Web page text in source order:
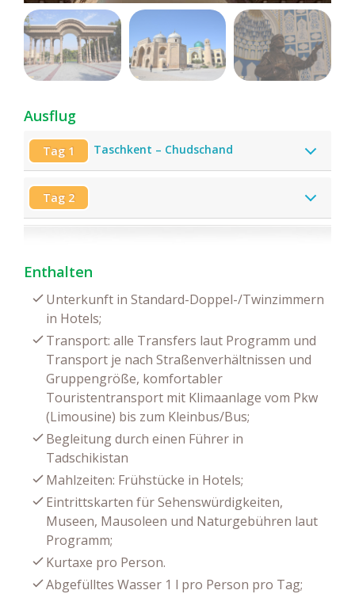
Ausflug
Tag 1 Taschkent – Chudschand
Tag 2
Enthalten
Unterkunft in Standard-Doppel-/Twinzimmern
in Hotels;
Transport: alle Transfers laut Programm und
Transport je nach Straßenverhältnissen und
Gruppengröße, komfortabler
Touristentransport mit Klimaanlage vom Pkw
(Limousine) bis zum Kleinbus/Bus;
Begleitung durch einen Führer in
Tadschikistan
Mahlzeiten: Frühstücke in Hotels;
Eintrittskarten für Sehenswürdigkeiten,
Museen, Mausoleen und Naturgebühren laut
Programm;
Kurtaxe pro Person.
Abgefülltes Wasser 1 l pro Person pro Tag;